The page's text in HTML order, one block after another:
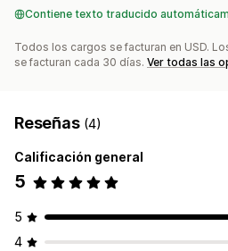
Contiene texto traducido
Todos los cargos se facturan en USD.
se facturan cada 30 días. Ver todas las
Reseñas (4)
Calificación general
5
5
4